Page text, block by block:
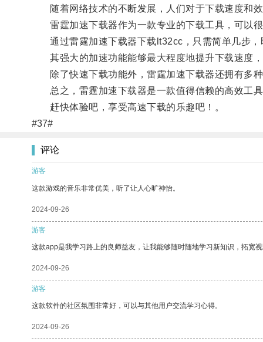
随着网络技术的不断发展，人们对于下载速度和效
雷霆加速下载器作为一款专业的下载工具，可以很
通过雷霆加速下载器下载lt32cc，只需简单几步，
其强大的加速功能能够最大程度地提升下载速度，
除了快速下载功能外，雷霆加速下载器还拥有多种
总之，雷霆加速下载器是一款值得信赖的高效工具
赶快体验吧，享受高速下载的乐趣吧！。
#37#
评论
游客
这款游戏的音乐非常优美，听了让人心旷神怡。
2024-09-26
游客
这款app是我学习路上的良师益友，让我能够随时随地学习新知识，拓宽视
2024-09-26
游客
这款软件的社区氛围非常好，可以与其他用户交流学习心得。
2024-09-26